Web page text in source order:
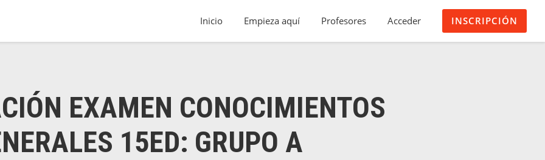
Inicio Empieza aquí Profesores Acceder INSCRIPCIÓN
EXAMEN CONOCIMIENTOS
15ED: GRUPO A